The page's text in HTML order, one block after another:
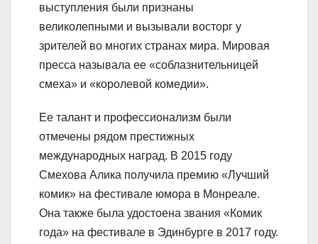
выступления были признаны
великолепными и вызывали восторг у
зрителей во многих странах мира. Мировая
пресса называла ее «соблазнительницей
смеха» и «королевой комедии».
Ее талант и профессионализм были
отмечены рядом престижных
международных наград. В 2015 году
Смехова Алика получила премию «Лучший
комик» на фестивале юмора в Монреале.
Она также была удостоена звания «Комик
года» на фестивале в Эдинбурге в 2017 году.